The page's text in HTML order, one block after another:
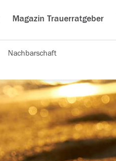
Magazin Trauerratgeber
Nachbarschaft